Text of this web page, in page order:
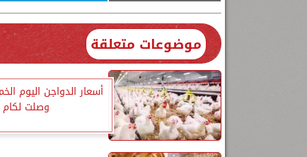
موضوعات متعلقة
أسعار الدواجن اليوم
وصلت لكام